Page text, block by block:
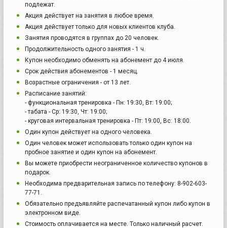
подлежат.
Акция действует на занятия в любое время.
Акция действует только для новых клиентов клуба.
Занятия проводятся в группах до 20 человек.
Продолжительность одного занятия - 1 ч.
Купон необходимо обменять на абонемент до 4 июля.
Срок действия абонементов - 1 месяц.
Возрастные ограничения - от 13 лет.
Расписание занятий:
- функциональная тренировка - Пн: 19:30, Вт: 19:00;
- табата - Ср: 19:30, Чт: 19:00;
- круговая интервальная тренировка - Пт: 19:00, Вс: 18:00.
Один купон действует на одного человека.
Один человек может использовать только один купон на
пробное занятие и один купон на абонемент.
Вы можете приобрести неограниченное количество купонов в
подарок.
Необходима предварительная запись по телефону: 8-902-603-
77-71.
Обязательно предъявляйте распечатанный купон либо купон в
электронном виде.
Стоимость оплачивается на месте. Только наличный расчет.